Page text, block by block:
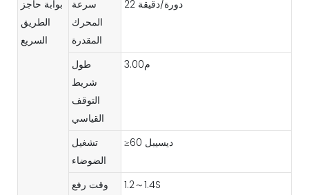
بوابة حاجز
الطريق
السريع
سرعة
المحرك
المقدرة
22 دورة/دقيقة
طول
شريط
التوقف
القياسي
م3.00
تشغيل
الضوضاء
≥60 ديسيبل
وقت رفع
1.2～1.4S